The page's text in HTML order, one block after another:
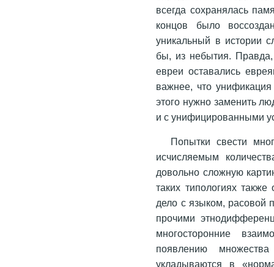
всегда сохранялась
концов было
уникальный в истории
бы, из небытия.
евреи оставались
важнее, что унификация
этого нужно заменить
и с унифицированными
Попытки свести
исчисляемым
довольно сложную
таких типологиях
дело с языком, расовой
прочими
многосторонние
появлению
укладываются в